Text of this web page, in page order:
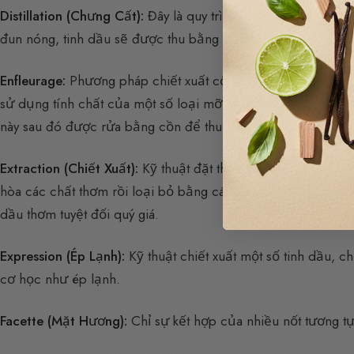
Distillation (Chưng Cất): Đây là quy trình chiết xuất dựa
đun nóng, tinh dầu sẽ được thu bằng cách ngưng tụ hơi.
Enfleurage: Phương pháp chiết xuất cổ đại ở nhiệt độ lạnh
sử dụng tính chất của một số loại mỡ hấp thụ và giữ lại
này sau đó được rửa bằng cồn để thu dầu thơm tuyệt đối
Extraction (Chiết Xuất): Kỹ thuật đặt thực vật trong môi
hòa các chất thơm rồi loại bỏ bằng cách bay hơi.
dầu thơm tuyệt đối quý giá.
Expression (Ép Lạnh): Kỹ thuật chiết xuất một số tinh dầu,
cơ học như ép lạnh.
Facette (Mặt Hương): Chỉ sự kết hợp của nhiều nốt tương